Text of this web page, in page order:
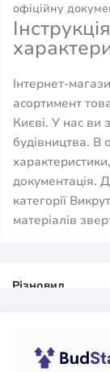
офіційну
Інтернет-
асортимент
Києві. У нас ви
будівництва. В
документація.
категорії
матеріалів
Різновид